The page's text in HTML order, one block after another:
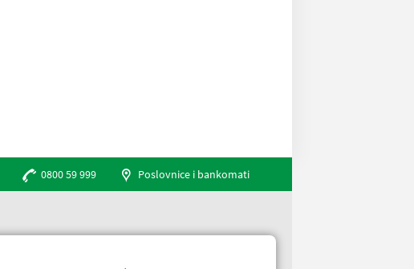
0800 59 999 Poslovnice i bankomati